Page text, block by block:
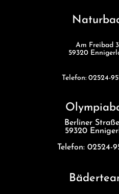
Am Freibad 3
59320
Telefon: 02524-
Berliner
59320
Telefon: 02524-